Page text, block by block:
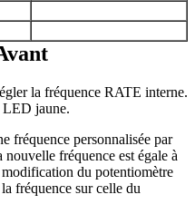
la fréquence RATE interne.
LED jaune.
fréquence personnalisée par
fréquence est égale à
du potentiomètre
fréquence sur celle du